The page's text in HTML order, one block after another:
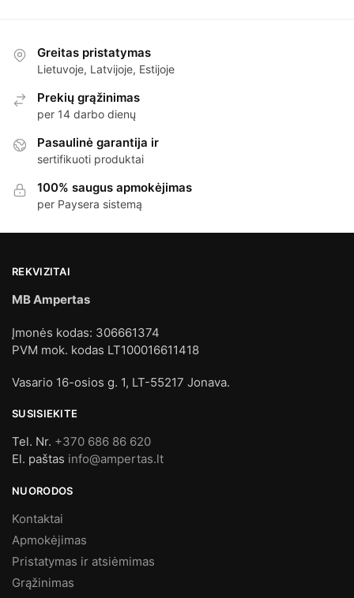
Greitas pristatymas
Lietuvoje, Latvijoje, Estijoje
Prekių grąžinimas
per 14 darbo dienų
Pasaulinė garantija ir
sertifikuoti produktai
100% saugus apmokėjimas
per Paysera sistemą
REKVIZITAI
MB Ampertas
Įmonės kodas: 306661374
PVM mok. kodas LT100016611418
Vasario 16-osios g. 1, LT-55217 Jonava.
SUSISIEKITE
Tel. Nr. +370 686 86 620
El. paštas info@ampertas.lt
NUORODOS
Kontaktai
Apmokėjimas
Pristatymas ir atsiėmimas
Grąžinimas